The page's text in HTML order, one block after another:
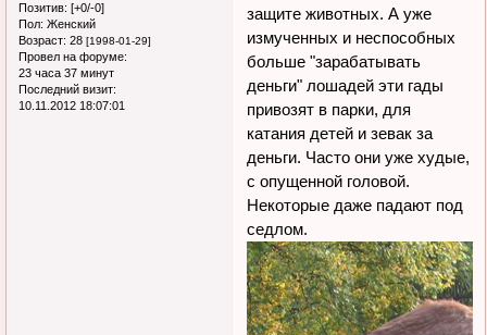
Позитив: [+0/-0]
Пол: Женский
Возраст: 28 [1998-01-29]
Провел на форуме:
23 часа 37 минут
Последний визит:
10.11.2012 18:07:01
защите животных. А уже
измученных и неспособных
больше "зарабатывать
деньги" лошадей эти гады
привозят в парки, для
катания детей и зевак за
деньги. Часто они уже худые,
с опущенной головой.
Некоторые даже падают под
седлом.